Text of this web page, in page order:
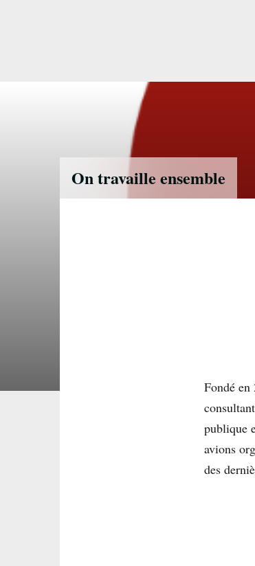
On travaille ensemble
Fondé
publique
avions
des